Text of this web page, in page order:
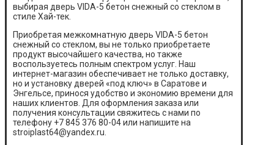
выбирая дверь VIDA-5 бетон снежный со стеклом в
стиле Хай-тек.
Приобретая межкомнатную дверь VIDA-5 бетон
снежный со стеклом, вы не только приобретаете
продукт высочайшего качества, но также
воспользуетесь полным спектром услуг. Наш
интернет-магазин обеспечивает не только доставку,
но и установку дверей «под ключ» в Саратове и
Энгельсе, принося удобство и экономию времени для
наших клиентов. Для оформления заказа или
получения консультации свяжитесь с нами по
телефону +7 845 376 80-04 или напишите на
stroiplast64@yandex.ru.